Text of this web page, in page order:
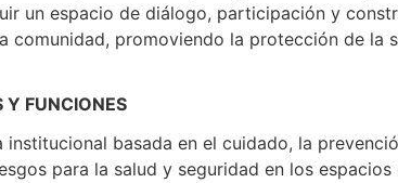
un espacio de diálogo, participación y
comunidad, promoviendo la protección de la
Y FUNCIONES
institucional basada en el cuidado, la
para la salud y seguridad en los